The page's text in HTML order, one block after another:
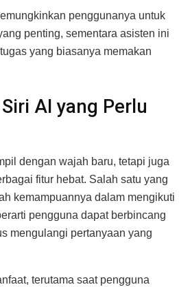
penggunanya untuk
penting, sementara asisten ini
yang biasanya memakan
AI yang Perlu
dengan wajah baru, tetapi juga
fitur hebat. Salah satu yang
kemampuannya dalam mengikuti
pengguna dapat berbincang
mengulangi pertanyaan yang
terutama saat pengguna